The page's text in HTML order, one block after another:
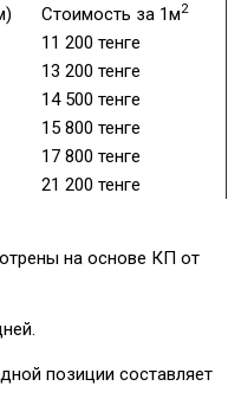
Стоимость за 1м2
11 200 тенге
13 200 тенге
14 500 тенге
15 800 тенге
17 800 тенге
21 200 тенге
на основе КП от
позиции составляет